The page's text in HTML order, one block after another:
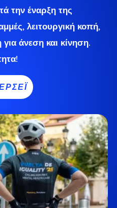
την έναρξη της
λειτουργική κοπή,
άνεση και κίνηση.